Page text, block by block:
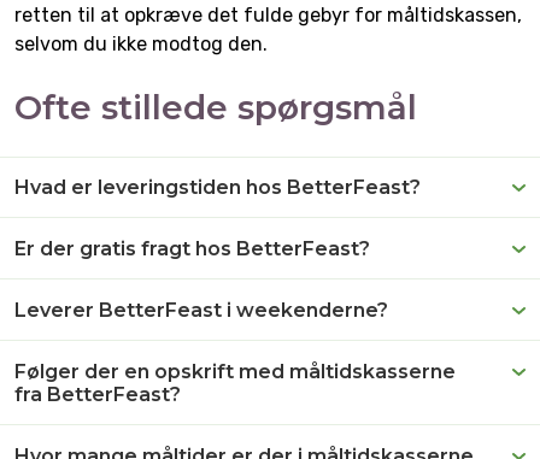
retten til at opkræve det fulde gebyr for måltidskassen,
selvom du ikke modtog den.
Ofte stillede spørgsmål
Hvad er leveringstiden hos BetterFeast?
Er der gratis fragt hos BetterFeast?
Leverer BetterFeast i weekenderne?
Følger der en opskrift med måltidskasserne
fra BetterFeast?